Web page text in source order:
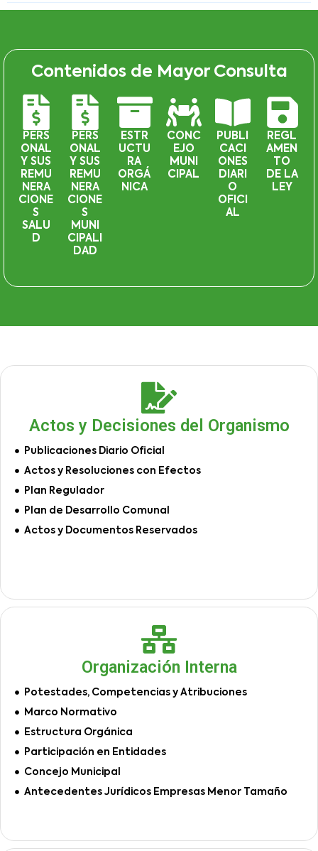
Contenidos de Mayor Consulta
PERS
ONAL
Y SUS
REMU
NERA
CIONE
S
SALU
D
PERS
ONAL
Y SUS
REMU
NERA
CIONE
S
MUNI
CIPALI
DAD
ESTR
UCTU
RA
ORGÁ
NICA
CONC
EJO
MUNI
CIPAL
PUBLI
CACI
ONES
DIARI
O
OFICI
AL
REGL
AMEN
TO
DE LA
LEY
Actos y Decisiones del Organismo
Publicaciones Diario Oficial
Actos y Resoluciones con Efectos
Plan Regulador
Plan de Desarrollo Comunal
Actos y Documentos Reservados
Organización Interna
Potestades, Competencias y Atribuciones
Marco Normativo
Estructura Orgánica
Participación en Entidades
Concejo Municipal
Antecedentes Jurídicos Empresas Menor Tamaño